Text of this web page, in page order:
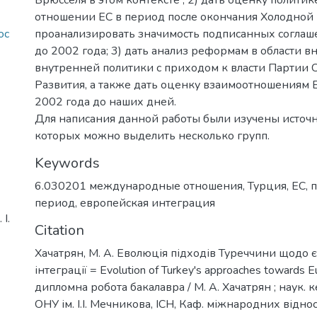
отношении ЕС в период после окончания
проанализировать значимость подписанных
до 2002 года; 3) дать анализ реформам в области
внутренней политики с приходом к власти Партии
Развития, а также дать оценку взаимоотношениям
2002 года до наших дней.
Для написания данной работы были изучены
которых можно выделить несколько групп.
Keywords
6.030201 международные отношения,Турция, ЕС,
период, европейская интеграция
Citation
Хачатрян, М. А. Еволюція підходів Туреччини щодо
інтеграції = Evolution of Turkey's approaches towards
дипломна робота бакалавра / М. А. Хачатрян ; наук.
ОНУ ім. І.І. Мечникова, ІСН, Каф. міжнародних